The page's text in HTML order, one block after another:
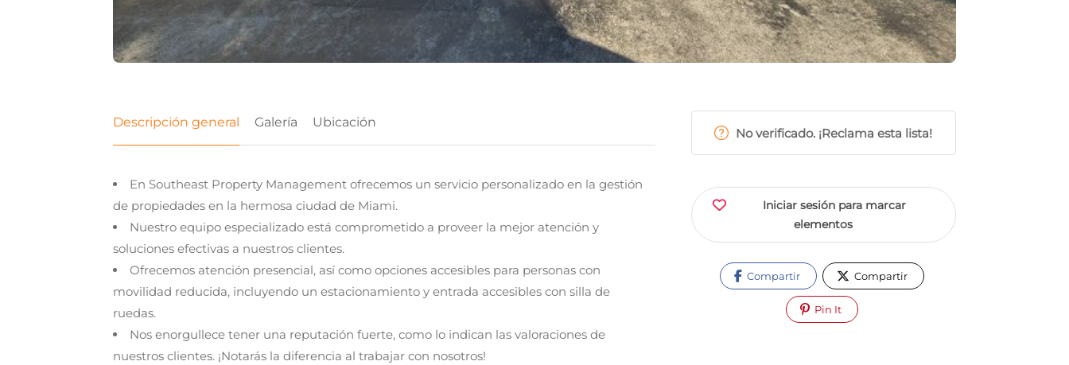
Descripción general Galería Ubicación
En Southeast Property Management ofrecemos un servicio personalizado en la gestión
de propiedades en la hermosa ciudad de Miami.
Nuestro equipo especializado está comprometido a proveer la mejor atención y
soluciones efectivas a nuestros clientes.
Ofrecemos atención presencial, así como opciones accesibles para personas con
movilidad reducida, incluyendo un estacionamiento y entrada accesibles con silla de
ruedas.
Nos enorgullece tener una reputación fuerte, como lo indican las valoraciones de
nuestros clientes. ¡Notarás la diferencia al trabajar con nosotros!
No verificado. ¡Reclama esta lista!
Iniciar sesión para marcar
elementos
Compartir Compartir
Pin It